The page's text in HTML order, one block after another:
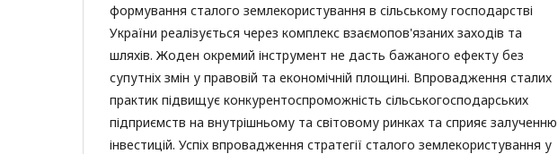
формування сталого землекористування в сільському господарстві
України реалізується через комплекс взаємопов'язаних заходів та
шляхів. Жоден окремий інструмент не дасть бажаного ефекту без
супутніх змін у правовій та економічній площині. Впровадження сталих
практик підвищує конкурентоспроможність сільськогосподарських
підприємств на внутрішньому та світовому ринках та сприяє залученню
інвестицій. Успіх впровадження стратегії сталого землекористування у